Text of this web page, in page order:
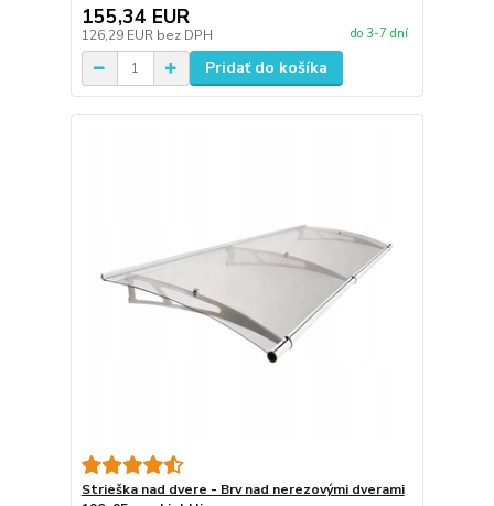
155,34 EUR
126,29 EUR bez DPH do 3-7 dní
Pridať do košíka
Strieška nad dvere - Brv nad nerezovými dverami